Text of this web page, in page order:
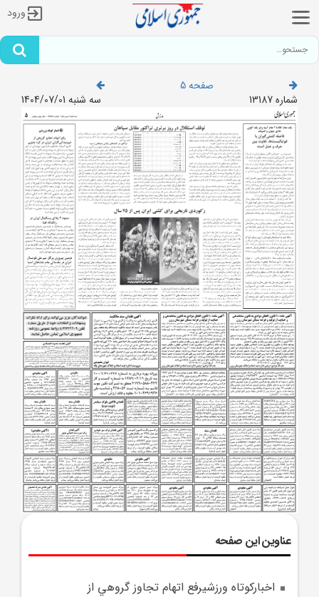
ورود
صفحه 5
شماره 13187
سه شنبه 1404/07/01
عناوین این صفحه
اخبارکوتاه ورزشيرفع اتهام تجاوز گروهي از